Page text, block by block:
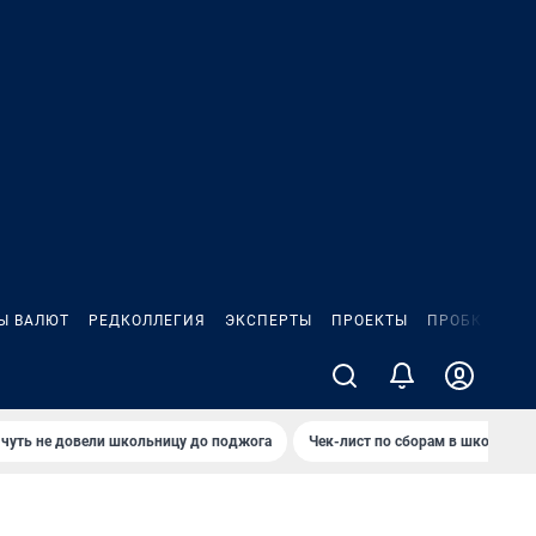
ВАЛЮТ РЕДКОЛЛЕГИЯ ЭКСПЕРТЫ ПРОЕКТЫ ПРОБКИ
не довели школьницу до поджога Чек-лист по сборам в школу в